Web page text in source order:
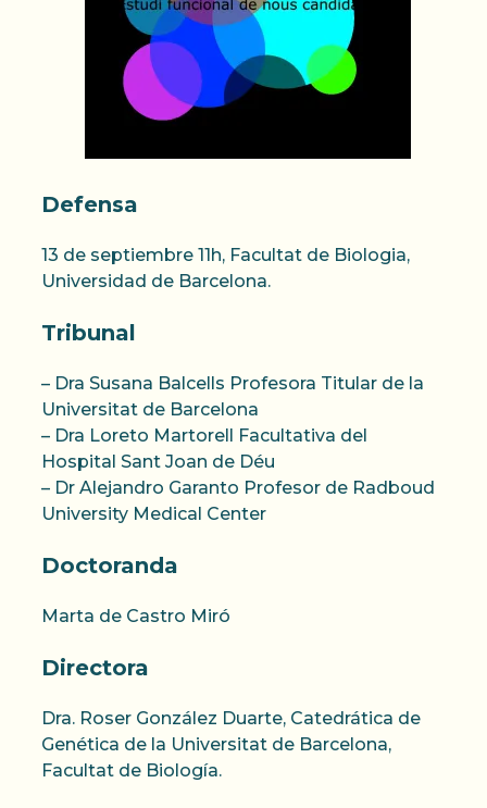
Defensa
13 de septiembre 11h, Facultat de Biologia,
Universidad de Barcelona.
Tribunal
– Dra Susana Balcells Profesora Titular de la
Universitat de Barcelona
– Dra Loreto Martorell Facultativa del
Hospital Sant Joan de Déu
– Dr Alejandro Garanto Profesor de Radboud
University Medical Center
Doctoranda
Marta de Castro Miró
Directora
Dra. Roser González Duarte, Catedrática de
Genética de la Universitat de Barcelona,
Facultat de Biología.